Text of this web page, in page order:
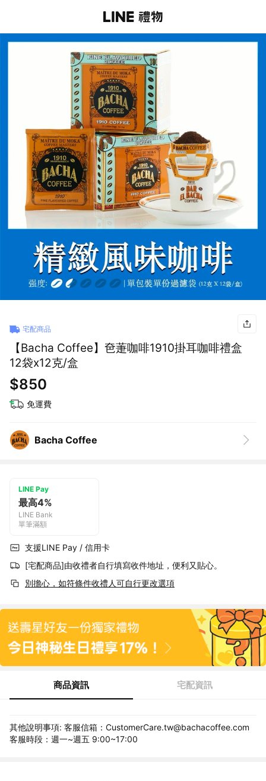
宅配商品
【Bacha Coffee】夿萐咖啡1910掛耳咖啡禮盒
12袋x12克/盒
$850
免運費
Bacha Coffee
LINE Pay
最高4%
LINE Bank
單筆滿額
支援LINE Pay / 信用卡
[宅配商品]由收禮者自行填寫收件地址，便利又貼心。
別擔心，如符條件收禮人可自行更改選項
商品資訊 宅配資訊
其他說明事項: 客服信箱：CustomerCare.tw@bachacoffee.com
客服時段：週一~週五 9:00~17:00